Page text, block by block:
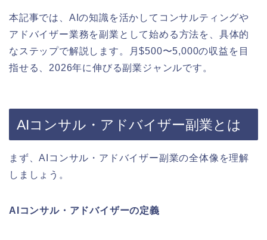
本記事では、AIの知識を活かしてコンサルティングや
アドバイザー業務を副業として始める方法を、具体的
なステップで解説します。月$500〜5,000の収益を目
指せる、2026年に伸びる副業ジャンルです。
AIコンサル・アドバイザー副業とは
まず、AIコンサル・アドバイザー副業の全体像を理解
しましょう。
AIコンサル・アドバイザーの定義